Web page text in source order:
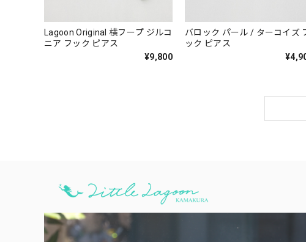
Lagoon Original 横フープ ジルコ
ニア フック ピアス
¥9,800
バロック パール / ターコイズ フ
ック ピアス